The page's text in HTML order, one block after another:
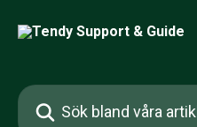
Sök bland våra artiklar …